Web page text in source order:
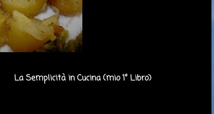
La Semplicità in Cucina (mio 1° Libro)